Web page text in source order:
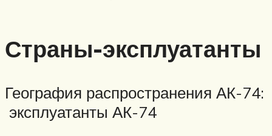
Страны-эксплуатанты
География распространения АК-74:
эксплуатанты АК-74